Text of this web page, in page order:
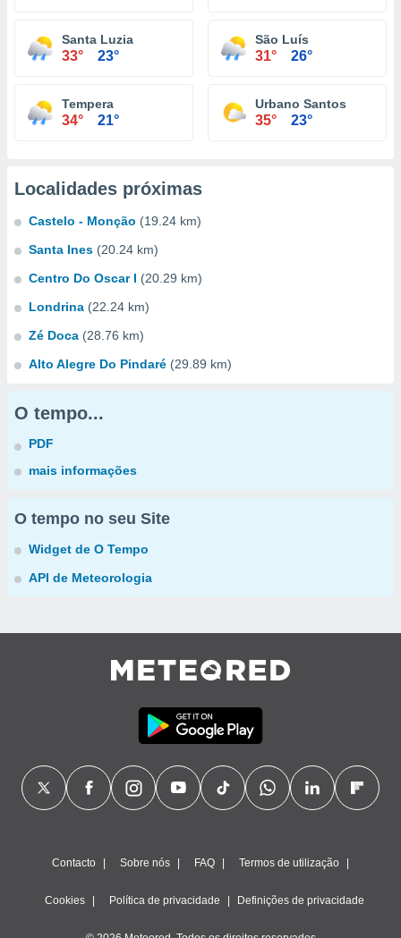
Santa Luzia
33° 23°
São Luís
31° 26°
Tempera
34° 21°
Urbano Santos
35° 23°
Localidades próximas
Castelo - Monção (19.24 km)
Santa Ines (20.24 km)
Centro Do Oscar I (20.29 km)
Londrina (22.24 km)
Zé Doca (28.76 km)
Alto Alegre Do Pindaré (29.89 km)
O tempo...
PDF
mais informações
O tempo no seu Site
Widget de O Tempo
API de Meteorologia
Contacto Sobre nós FAQ Termos de utilização
Cookies Política de privacidade Definições de privacidade